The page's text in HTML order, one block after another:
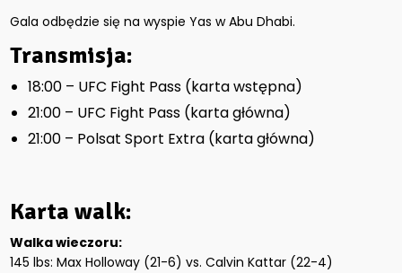
Gala odbędzie się na wyspie Yas w Abu Dhabi.
Transmisja:
18:00 – UFC Fight Pass (karta wstępna)
21:00 – UFC Fight Pass (karta główna)
21:00 – Polsat Sport Extra (karta główna)
Karta walk:
Walka wieczoru:
145 lbs: Max Holloway (21-6) vs. Calvin Kattar (22-4)